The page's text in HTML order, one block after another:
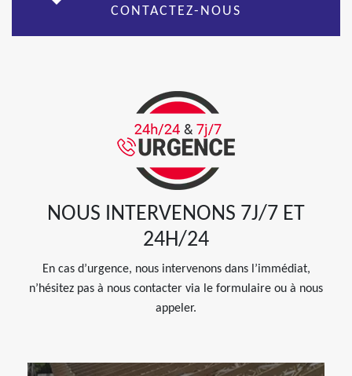
CONTACTEZ-NOUS
NOUS INTERVENONS 7J/7 ET
24H/24
En cas d’urgence, nous intervenons dans l’immédiat,
n’hésitez pas à nous contacter via le formulaire ou à nous
appeler.